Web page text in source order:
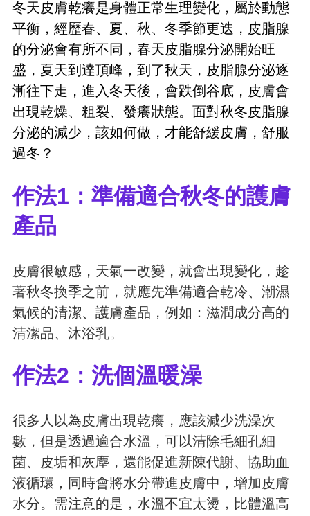
冬天皮膚乾癢是身體正常生理變化，屬於動態
平衡，經歷春、夏、秋、冬季節更迭，皮脂腺
的分泌會有所不同，春天皮脂腺分泌開始旺
盛，夏天到達頂峰，到了秋天，皮脂腺分泌逐
漸往下走，進入冬天後，會跌倒谷底，皮膚會
出現乾燥、粗裂、發癢狀態。面對秋冬皮脂腺
分泌的減少，該如何做，才能舒緩皮膚，舒服
過冬？
作法1：準備適合秋冬的護膚
產品
皮膚很敏感，天氣一改變，就會出現變化，趁
著秋冬換季之前，就應先準備適合乾冷、潮濕
氣候的清潔、護膚產品，例如：滋潤成分高的
清潔品、沐浴乳。
作法2：洗個溫暖澡
很多人以為皮膚出現乾癢，應該減少洗澡次
數，但是透過適合水溫，可以清除毛細孔細
菌、皮垢和灰塵，還能促進新陳代謝、協助血
液循環，同時會將水分帶進皮膚中，增加皮膚
水分。需注意的是，水溫不宜太燙，比體溫高